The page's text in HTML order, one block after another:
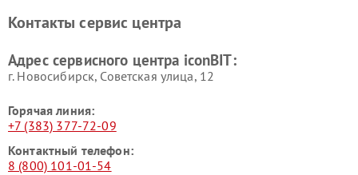
Контакты сервис центра
Адрес сервисного центра iconBIT:
г. Новосибирск, Советская улица, 12
Горячая линия:
+7 (383) 377-72-09
Контактный телефон:
8 (800) 101-01-54